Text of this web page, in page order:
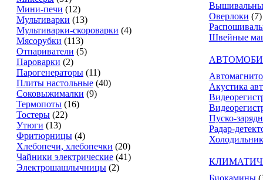
Мини-печи (12)
Мультиварки (13)
Мультиварки-скороварки (4)
Мясорубки (113)
Отпариватели (5)
Пароварки (2)
Парогенераторы (11)
Плиты настольные (40)
Соковыжималки (9)
Термопоты (16)
Тостеры (22)
Утюги (13)
Фритюрницы (4)
Хлебопечи, хлебопечки (20)
Чайники электрические (41)
Электрошашлычницы (2)
Оверлоки (7)
Швейные
Акустика
Пуско-
Радар-
Биокамины